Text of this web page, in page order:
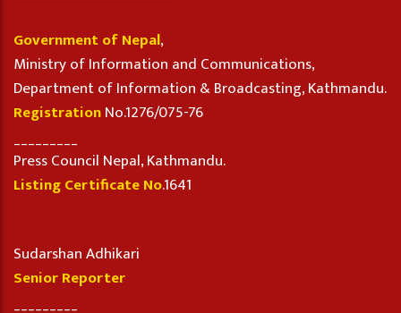
Government of Nepal,
Ministry of Information and Communications,
Department of Information & Broadcasting, Kathmandu.
RegistrationNo.1276/075-76
Press Council Nepal, Kathmandu.
Listing Certificate No.1641
Sudarshan Adhikari
Senior Reporter